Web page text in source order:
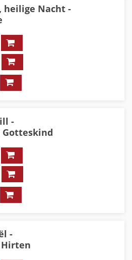
heilige Nacht -
-
Gotteskind
-
Hirten